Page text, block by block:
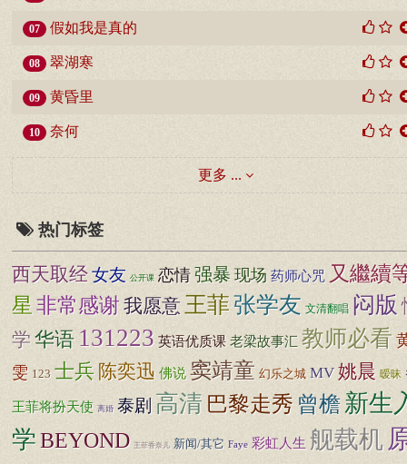
07 假如我是真的
08 翠湖寒
09 黄昏里
10 奈何
更多 ...
热门标签
西天取经女友 公开课 恋情 强暴 现场 药师心咒 又繼續
星 非常感谢我愿意 王菲张学友 文清翻唱 闷版
学华语 131223 英语优质课 老梁故事汇 教师必看
雯 123 士兵 陈奕迅 佛说 窦靖童 幻乐之城 MV 姚晨 暧昧
王菲将扮天使 离婚 泰剧 高清 巴黎走秀 曾檐新生
学BEYOND 王菲香奈儿 新闻/其它 Faye 彩虹人生 舰载机